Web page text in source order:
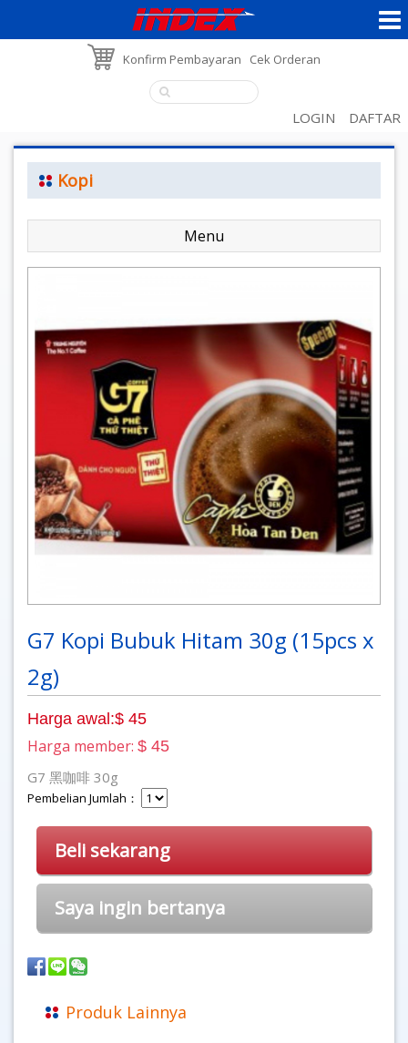
Konfirm Pembayaran Cek Orderan
LOGIN DAFTAR
Kopi
Menu
G7 Kopi Bubuk Hitam 30g (15pcs x
2g)
Harga awal:$ 45
Harga member: $ 45
G7 黑咖啡 30g
Pembelian Jumlah：
Beli sekarang
Saya ingin bertanya
Produk Lainnya